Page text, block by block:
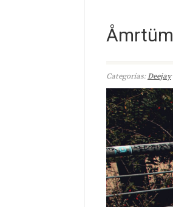
Åmrtüm
Categorías:Deejay